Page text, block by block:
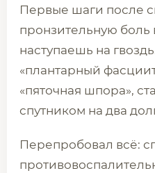
Первые шаги после
пронзительную боль
наступаешь на
«плантарный
«пяточная шпора»,
спутником на два
Перепробовал всё: